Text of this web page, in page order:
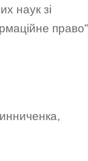
наук зі
право”